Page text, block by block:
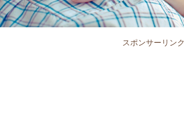
スポンサーリンク